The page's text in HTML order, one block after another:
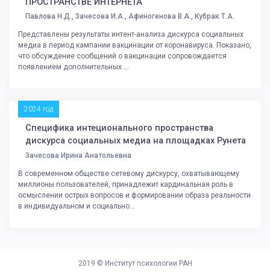
Павлова Н.Д., Зачесова И.А., Афиногенова В.А., Кубрак Т.А.
Представлены результаты интент-анализа дискурса социальных
медиа в период кампании вакцинации от коронавируса. Показано,
что обсуждение сообщений о вакцинации сопровождается
появлением дополнительных ...
2024 год
Специфика интеционального пространства
дискурса социальных медиа на площадках Рунета
Зачесова Ирина Анатольевна
В современном обществе сетевому дискурсу, охватывающему
миллионы пользователей, принадлежит кардинальная роль в
осмыслении острых вопросов и формировании образа реальности
в индивидуальном и социально...
2019 © Институт психологии РАН